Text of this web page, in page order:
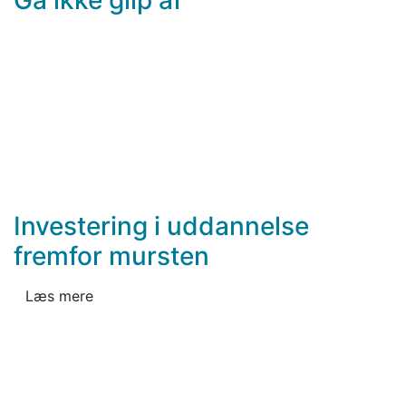
Investering i uddannelse
fremfor mursten
Læs mere